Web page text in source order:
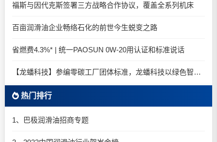
福斯与因代克斯签署三方战略合作协议，覆盖全系列机床
百亩润滑油企业畅络石化的前世今生蜕变之路
省燃费4.3%* | 统一PAOSUN 0W-20用认证和标准说话
【龙蟠科技】参编零碳工厂团体标准，龙蟠科技以绿色智造锚定零碳未来
热门排行
1、巴极润滑油招商专题